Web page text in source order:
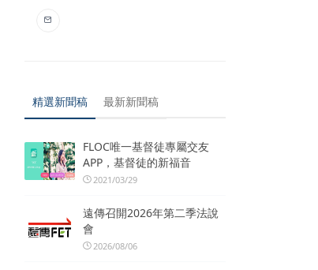
精選新聞稿 最新新聞稿
FLOC唯一基督徒專屬交友
APP，基督徒的新福音
2021/03/29
遠傳召開2026年第二季法說
會
2026/08/06